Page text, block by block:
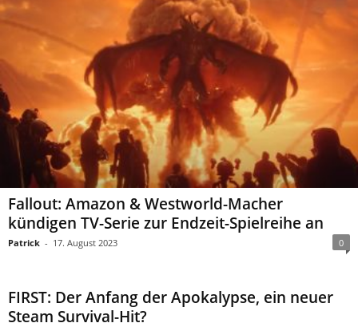
Fallout: Amazon & Westworld-Macher
kündigen TV-Serie zur Endzeit-Spielreihe an
Patrick - 17. August 2023 0
FIRST: Der Anfang der Apokalypse, ein neuer
Steam Survival-Hit?